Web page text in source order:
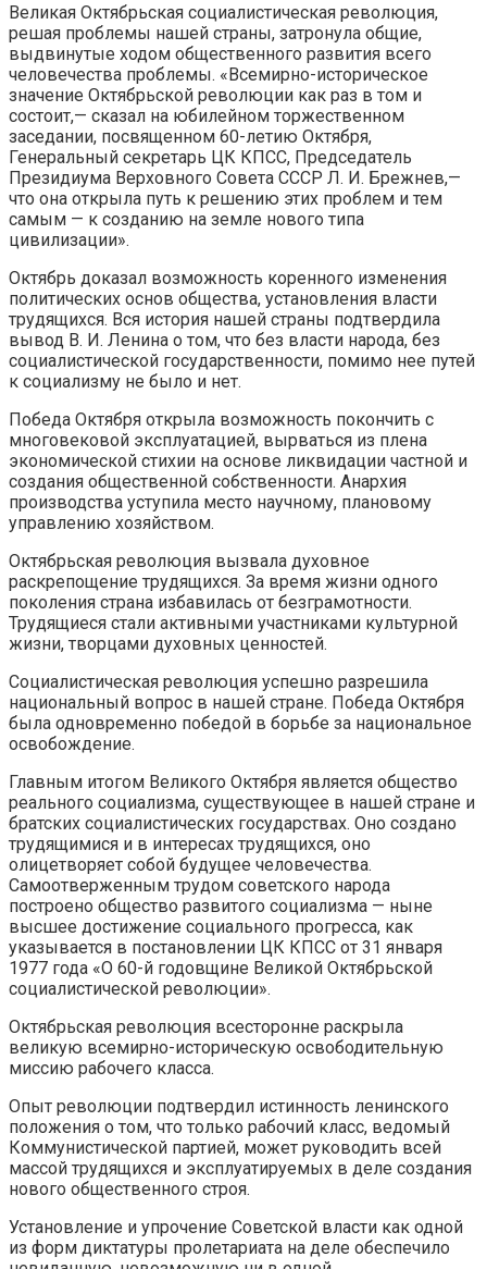
Великая Октябрьская социалистическая революция,
решая проблемы нашей страны, затронула общие,
выдвинутые ходом общественного развития всего
человечества проблемы. «Всемирно-историческое
значение Октябрьской революции как раз в том и
состоит,— сказал на юбилейном торжественном
заседании, посвященном 60-летию Октября,
Генеральный секретарь ЦК КПСС, Председатель
Президиума Верховного Совета СССР Л. И. Брежнев,—
что она открыла путь к решению этих проблем и тем
самым — к созданию на земле нового типа
цивилизации».
Октябрь доказал возможность коренного изменения
политических основ общества, установления власти
трудящихся. Вся история нашей страны подтвердила
вывод В. И. Ленина о том, что без власти народа, без
социалистической государственности, помимо нее путей
к социализму не было и нет.
Победа Октября открыла возможность покончить с
многовековой эксплуатацией, вырваться из плена
экономической стихии на основе ликвидации частной и
создания общественной собственности. Анархия
производства уступила место научному, плановому
управлению хозяйством.
Октябрьская революция вызвала духовное
раскрепощение трудящихся. За время жизни одного
поколения страна избавилась от безграмотности.
Трудящиеся стали активными участниками культурной
жизни, творцами духовных ценностей.
Социалистическая революция успешно разрешила
национальный вопрос в нашей стране. Победа Октября
была одновременно победой в борьбе за национальное
освобождение.
Главным итогом Великого Октября является общество
реального социализма, существующее в нашей стране и
братских социалистических государствах. Оно создано
трудящимися и в интересах трудящихся, оно
олицетворяет собой будущее человечества.
Самоотверженным трудом советского народа
построено общество развитого социализма — ныне
высшее достижение социального прогресса, как
указывается в постановлении ЦК КПСС от 31 января
1977 года «О 60-й годовщине Великой Октябрьской
социалистической революции».
Октябрьская революция всесторонне раскрыла
великую всемирно-историческую освободительную
миссию рабочего класса.
Опыт революции подтвердил истинность ленинского
положения о том, что только рабочий класс, ведомый
Коммунистической партией, может руководить всей
массой трудящихся и эксплуатируемых в деле создания
нового общественного строя.
Установление и упрочение Советской власти как одной
из форм диктатуры пролетариата на деле обеспечило